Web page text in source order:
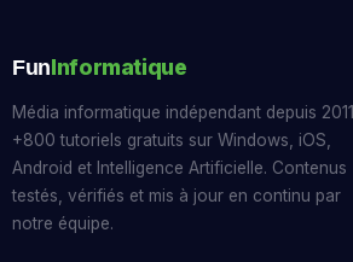
FunInformatique
Média informatique indépendant depuis
+800 tutoriels gratuits sur Windows, iOS,
Android et Intelligence Artificielle. Contenus
testés, vérifiés et mis à jour en continu par
notre équipe.